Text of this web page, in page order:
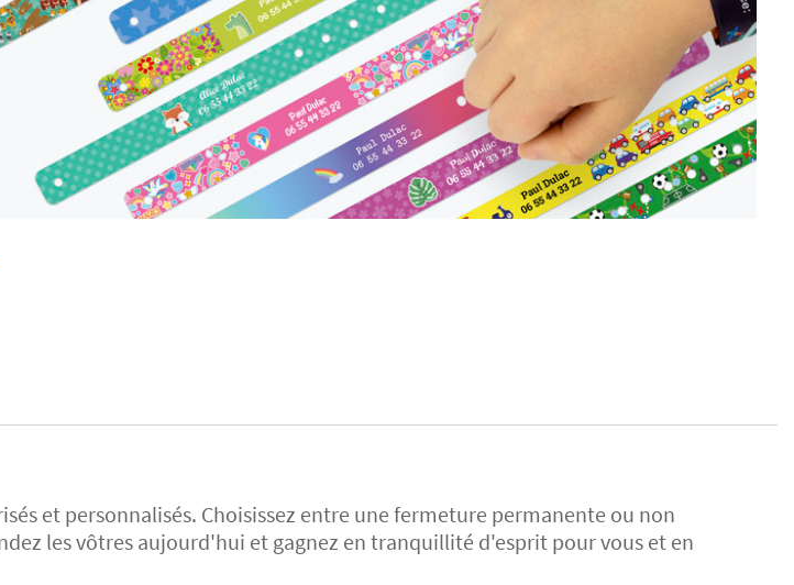
et personnalisés. Choisissez entre une fermeture permanente ou non
les vôtres aujourd'hui et gagnez en tranquillité d'esprit pour vous et en